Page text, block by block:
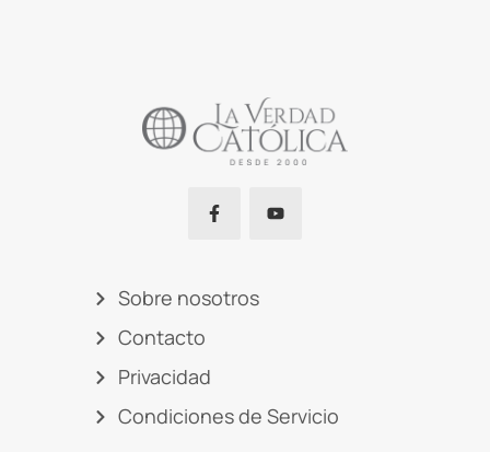
Sobre nosotros
Contacto
Privacidad
Condiciones de Servicio